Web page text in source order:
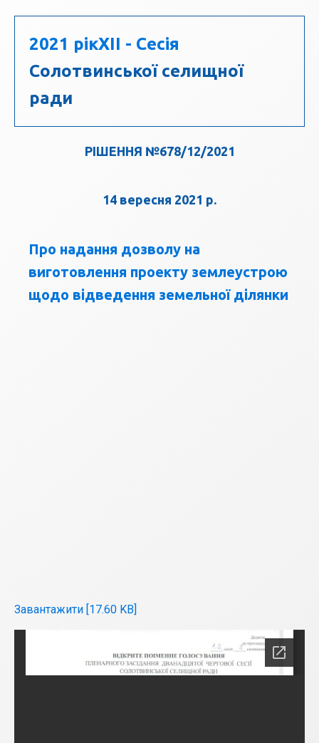
2021 рікXII - Сесія
Солотвинської селищної
ради
РІШЕННЯ №678/12/2021
14 вересня 2021 р.
Про надання дозволу на
виготовлення проекту землеустрою
щодо відведення земельної ділянки
Завантажити [17.60 KB]